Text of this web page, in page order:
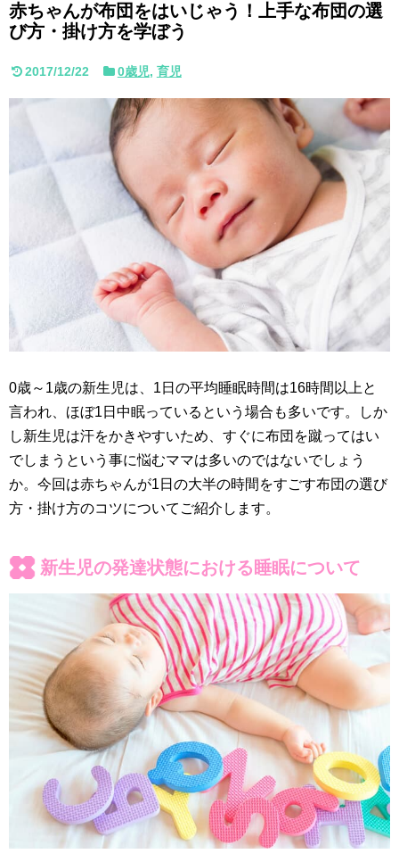
赤ちゃんが布団をはいじゃう！上手な布団の選
び方・掛け方を学ぼう
2017/12/22 0歳児, 育児
0歳～1歳の新生児は、1日の平均睡眠時間は16時間以上と
言われ、ほぼ1日中眠っているという場合も多いです。しか
し新生児は汗をかきやすいため、すぐに布団を蹴ってはい
でしまうという事に悩むママは多いのではないでしょう
か。今回は赤ちゃんが1日の大半の時間をすごす布団の選び
方・掛け方のコツについてご紹介します。
新生児の発達状態における睡眠について